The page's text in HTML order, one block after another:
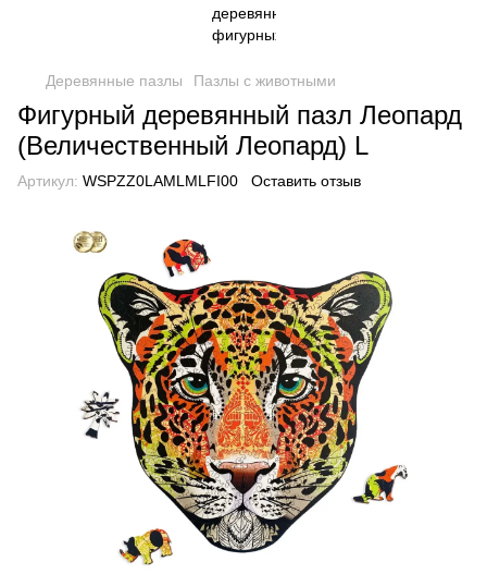
Деревянные пазлы Пазлы с животными
Фигурный деревянный пазл Леопард
(Величественный Леопард) L
Артикул: WSPZZ0LAMLMLFI00 Оставить отзыв